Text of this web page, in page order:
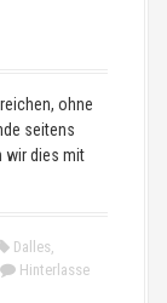
ohne
seitens
wir dies mit
Dalles,
Hinterlasse